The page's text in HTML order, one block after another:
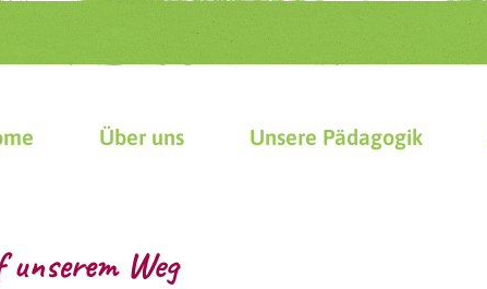
Über uns Unsere Pädagogik
Weg